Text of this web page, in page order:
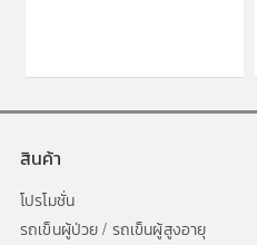
สินค้า
โปรโมชั่น
รถเข็นผู้ป่วย / รถเข็นผู้สูงอายุ